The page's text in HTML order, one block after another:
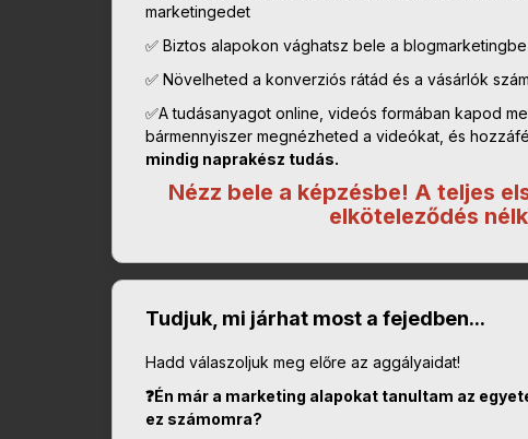
marketingedet
✅ Biztos alapokon vághatsz bele a blogmarketingbe
✅ Növelheted a konverziós rátád és a vásárlók
✅A tudásanyagot online, videós formában kapod
bármennyiszer megnézheted a videókat, és
mindig naprakész tudás.
Nézz bele a képzésbe! A teljes
elköteleződés
Tudjuk, mi járhat most a fejedben...
Hadd válaszoljuk meg előre az aggályaidat!
❓Én már a marketing alapokat tanultam az
ez számomra?